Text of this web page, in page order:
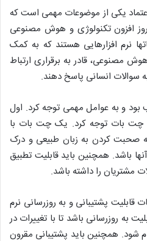
یکی از موضوعات مهمی است که
افزون تکنولوژی و هوش مصنوعی
نرم افزارهایی هستند که به کمک
مصنوعی، قادر به برقراری ارتباط
سوالات انسانی پاسخ دهند.
و به عوامل مهمی توجه کرد. اول
چت بات توجه کرد. یک چت بات با
به صحبت کردن به زبان طبیعی و درک
باشد. همچنین باید قابلیت تطبیق
مشتریان را داشته باشد.
پشتیبانی و به روزرسانی نرم
به روزرسانی باشد تا با تغییرات در
شود. همچنین باید پشتیبانی مقرون